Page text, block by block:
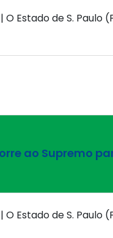
O Estado de S. Paulo
ao Supremo
O Estado de S. Paulo